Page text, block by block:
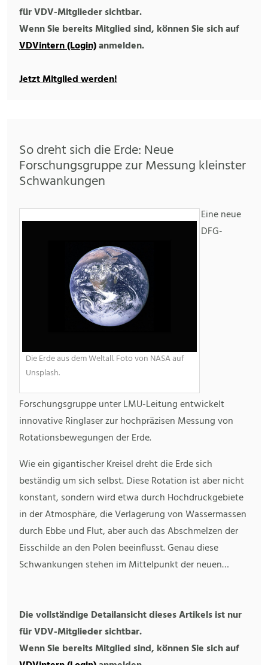
für VDV-Mitglieder sichtbar.
Wenn Sie bereits Mitglied sind, können Sie sich auf
VDVintern (Login)anmelden.
Jetzt Mitglied werden!
So dreht sich die Erde: Neue
Forschungsgruppe zur Messung kleinster
Schwankungen
Die Erde aus dem Weltall. Foto von NASA auf
Unsplash.
Eine neue
DFG-
Forschungsgruppe unter LMU-Leitung entwickelt
innovative Ringlaser zur hochpräzisen Messung von
Rotationsbewegungen der Erde.
Wie ein gigantischer Kreisel dreht die Erde sich
beständig um sich selbst. Diese Rotation ist aber nicht
konstant, sondern wird etwa durch Hochdruckgebiete
in der Atmosphäre, die Verlagerung von Wassermassen
durch Ebbe und Flut, aber auch das Abschmelzen der
Eisschilde an den Polen beeinflusst. Genau diese
Schwankungen stehen im Mittelpunkt der neuen…
Die vollständige Detailansicht dieses Artikels ist nur
für VDV-Mitglieder sichtbar.
Wenn Sie bereits Mitglied sind, können Sie sich auf